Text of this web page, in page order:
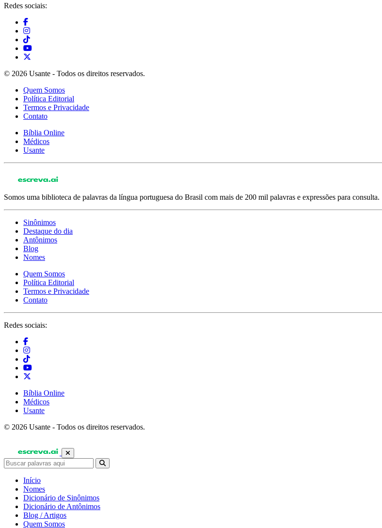
Redes sociais:
© 2026 Usante - Todos os direitos reservados.
Quem Somos
Política Editorial
Termos e Privacidade
Contato
Bíblia Online
Médicos
Usante
Somos uma biblioteca de palavras da língua portuguesa do Brasil com mais de 200 mil palavras e expressões para consulta.
Sinônimos
Destaque do dia
Antônimos
Blog
Nomes
Quem Somos
Política Editorial
Termos e Privacidade
Contato
Redes sociais:
Bíblia Online
Médicos
Usante
© 2026 Usante - Todos os direitos reservados.
Início
Nomes
Dicionário de Sinônimos
Dicionário de Antônimos
Blog / Artigos
Quem Somos